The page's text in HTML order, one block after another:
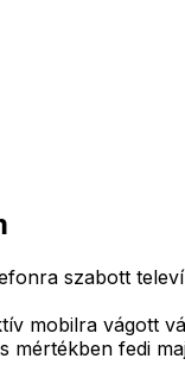
szabott
mobilra vágott
fedi